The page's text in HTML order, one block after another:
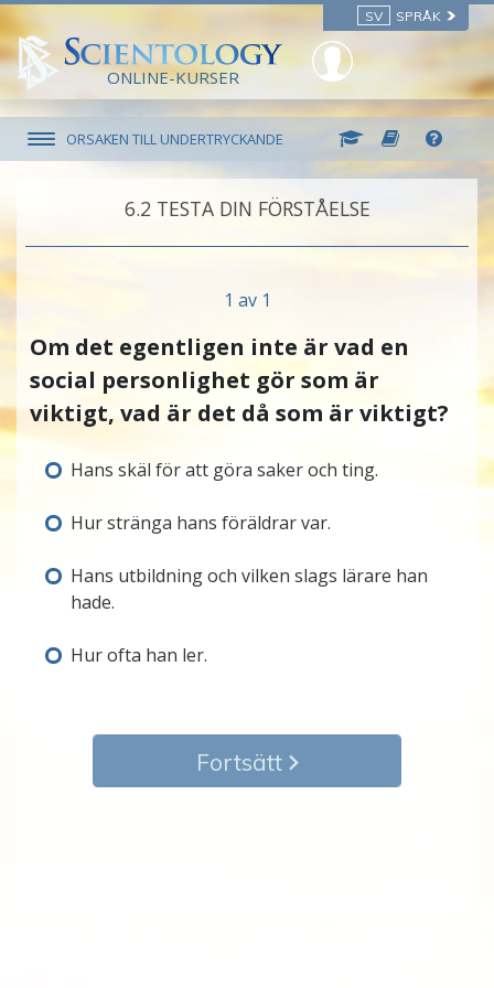
SV SPRÅK
ONLINE-KURSER
ORSAKEN TILL UNDERTRYCKANDE
6.‎2 TESTA DIN FÖRSTÅELSE
1 av 1
Om det egentligen inte är vad en
social personlighet gör som är
viktigt, vad är det då som är viktigt?
Hans skäl för att göra saker och ting.
Hur stränga hans föräldrar var.
Hans utbildning och vilken slags lärare han
hade.
Hur ofta han ler.
Fortsätt